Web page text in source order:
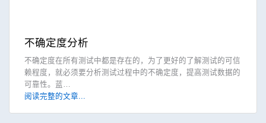
不确定度分析
不确定度在所有测试中都是存在的，为了更好的了解测试的可信
赖程度，就必须要分析测试过程中的不确定度，提高测试数据的
可靠性。蓝…
阅读完整的文章...